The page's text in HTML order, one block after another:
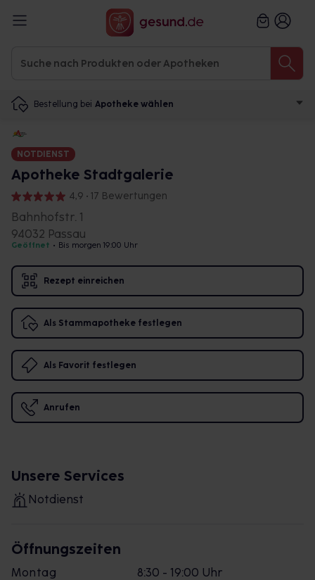
Bestellung bei Apotheke wählen
NOTDIENST
Apotheke Stadtgalerie
4,9 • 17 Bewertungen
Bahnhofstr. 1
94032 Passau
Geöffnet • Bis morgen 19:00 Uhr
Rezept einreichen
Als Stammapotheke festlegen
Als Favorit festlegen
Anrufen
Unsere Services
Notdienst
Öffnungszeiten
Montag
8:30 - 19:00 Uhr